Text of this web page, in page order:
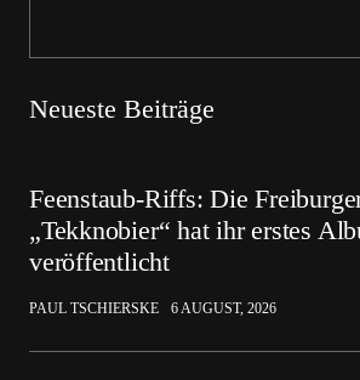
Neueste Beiträge
Feenstaub-Riffs: Die
„Tekknobier“ hat ihr erstes
veröffentlicht
PAUL TSCHIERSKE 6 AUGUST, 2026